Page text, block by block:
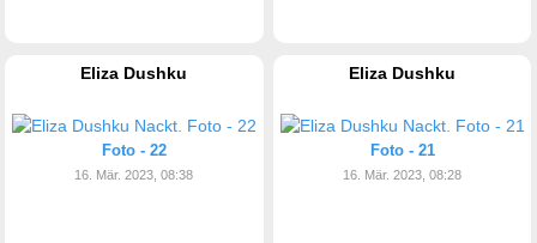
Eliza Dushku
Foto - 22
16. Mär. 2023, 08:38
Eliza Dushku
Foto - 21
16. Mär. 2023, 08:28